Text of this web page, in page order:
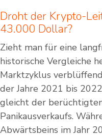
Droht der Krypto-
43.000 Dollar?
Zieht man für eine
historische Vergleiche
Marktzyklus
der Jahre 2021 bis
gleicht der
Panikausverkaufs.
Abwärtsbeins im Jahr